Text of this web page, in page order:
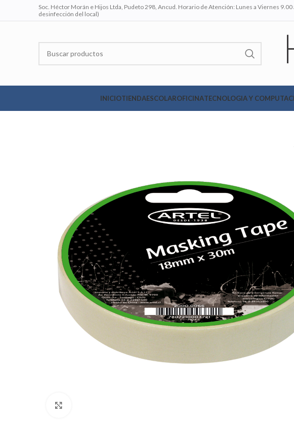
Soc. Héctor Morán e Hijos Ltda, Pudeto 298, Ancud. Horario de Atención: Lunes a Viernes
desinfección del local)
INICIOTIENDAESCOLAROFICINATECNOLOGIA Y